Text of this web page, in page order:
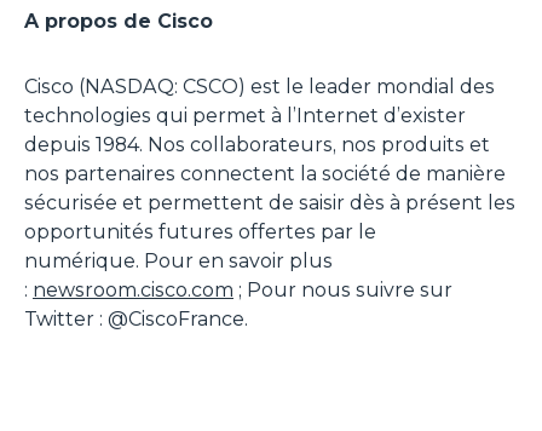
A propos de Cisco
Cisco (NASDAQ: CSCO) est le leader mondial des
technologies qui permet à l’Internet d’exister
depuis 1984. Nos collaborateurs, nos produits et
nos partenaires connectent la société de manière
sécurisée et permettent de saisir dès à présent les
opportunités futures offertes par le
numérique. Pour en savoir plus
: newsroom.cisco.com ; Pour nous suivre sur
Twitter : @CiscoFrance.